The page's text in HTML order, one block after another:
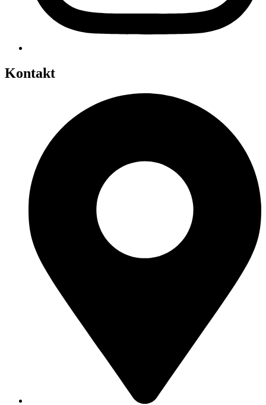
Kontakt